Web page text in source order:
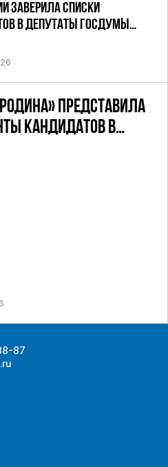
ЗАВЕРИЛА СПИСКИ
В ДЕПУТАТЫ ГОСДУМЫ
ПРЕДСТАВИЛА
КАНДИДАТОВ В
87